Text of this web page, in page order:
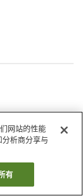
网站的性能
析商分享与
有